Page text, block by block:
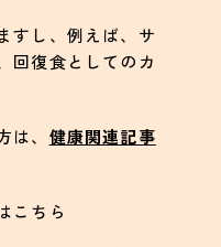
すし、例えば、サ
回復食としてのカ
、 健康関連記事
こちら